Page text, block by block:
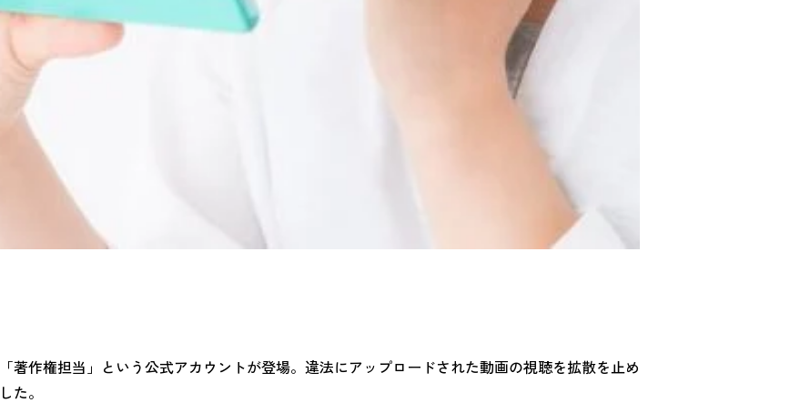
著作権担当」という公式アカウントが登場。違法にアップロードされた動画の視聴を拡散を止め
た。